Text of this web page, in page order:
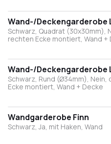
Wand-/Deckengarderobe
Schwarz, Quadrat (30x30mm),
rechten Ecke montiert, Wand +
Wand-/Deckengarderobe
Schwarz, Rund (Ø34mm),
Ecke montiert, Wand + Decke
Wandgarderobe Finn
Schwarz, Ja, mit Haken, Wand